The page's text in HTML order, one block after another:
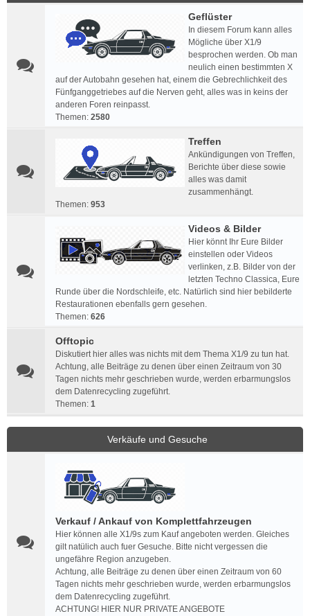
Geflüster
In diesem Forum kann alles
Mögliche über X1/9
besprochen werden. Ob man
neulich einen bestimmten X
auf der Autobahn gesehen hat, einem die Gebrechlichkeit des
Fünfganggetriebes auf die Nerven geht, alles was in keins der
anderen Foren reinpasst.
Themen: 2580
Treffen
Ankündigungen von Treffen,
Berichte über diese sowie
alles was damit
zusammenhängt.
Themen: 953
Videos & Bilder
Hier könnt Ihr Eure Bilder
einstellen oder Videos
verlinken, z.B. Bilder von der
letzten Techno Classica, Eure
Runde über die Nordschleife, etc. Natürlich sind hier bebilderte
Restaurationen ebenfalls gern gesehen.
Themen: 626
Offtopic
Diskutiert hier alles was nichts mit dem Thema X1/9 zu tun hat.
Achtung, alle Beiträge zu denen über einen Zeitraum von 30
Tagen nichts mehr geschrieben wurde, werden erbarmungslos
dem Datenrecycling zugeführt.
Themen: 1
Verkäufe und Gesuche
Verkauf / Ankauf von Komplettfahrzeugen
Hier können alle X1/9s zum Kauf angeboten werden. Gleiches
gilt natülich auch fuer Gesuche. Bitte nicht vergessen die
ungefähre Region anzugeben.
Achtung, alle Beiträge zu denen über einen Zeitraum von 60
Tagen nichts mehr geschrieben wurde, werden erbarmungslos
dem Datenrecycling zugeführt.
ACHTUNG! HIER NUR PRIVATE ANGEBOTE